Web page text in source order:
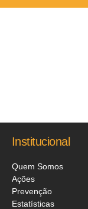
Institucional
Quem Somos
Ações
Prevenção
Estatísticas